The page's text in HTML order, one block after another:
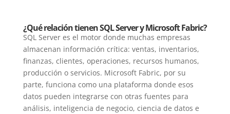
¿Qué relación tienen SQL Server y Microsoft Fabric?
SQL Server es el motor donde muchas empresas
almacenan información crítica: ventas, inventarios,
finanzas, clientes, operaciones, recursos humanos,
producción o servicios. Microsoft Fabric, por su
parte, funciona como una plataforma donde esos
datos pueden integrarse con otras fuentes para
análisis, inteligencia de negocio, ciencia de datos e